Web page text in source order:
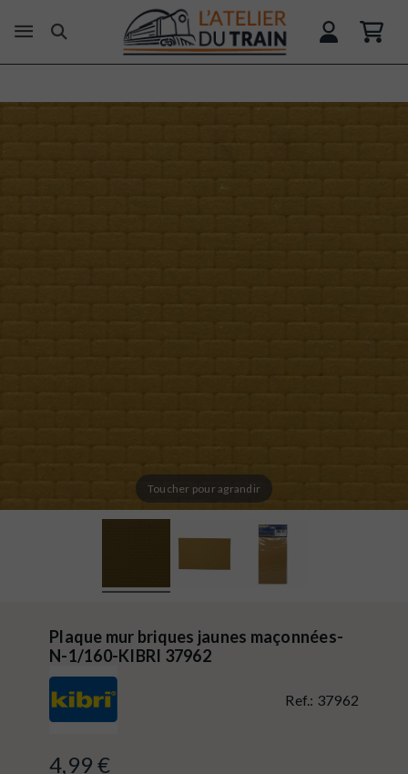
Toucher pour agrandir
Plaque mur briques jaunes maçonnées-
N-1/160-KIBRI 37962
Ref.: 37962
4,99 €